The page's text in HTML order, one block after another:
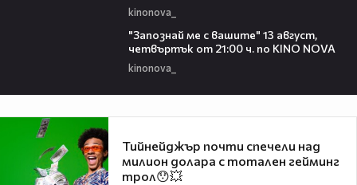
kinonova_
"Запознай ме с вашите" 13 август,
четвъртък от 21:00 ч. по KINO NOVA
kinonova_
Тийнейджър почти спечели над
милион долара с тотален гейминг
трол😯💥